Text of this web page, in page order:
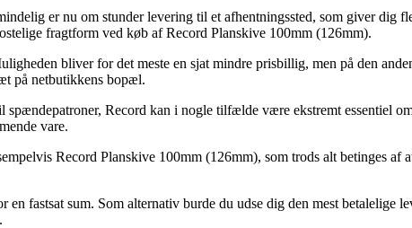
er nu om stunder levering til et afhentningssted, som giver dig
fragtform ved køb af Record Planskive 100mm (126mm).
bliver for det meste en sjat mindre prisbillig, men på den
på netbutikkens bopæl.
Record kan i nogle tilfælde være ekstremt essentiel
vare.
Record Planskive 100mm (126mm), som trods alt betinges af
fastsat sum. Som alternativ burde du udse dig den mest